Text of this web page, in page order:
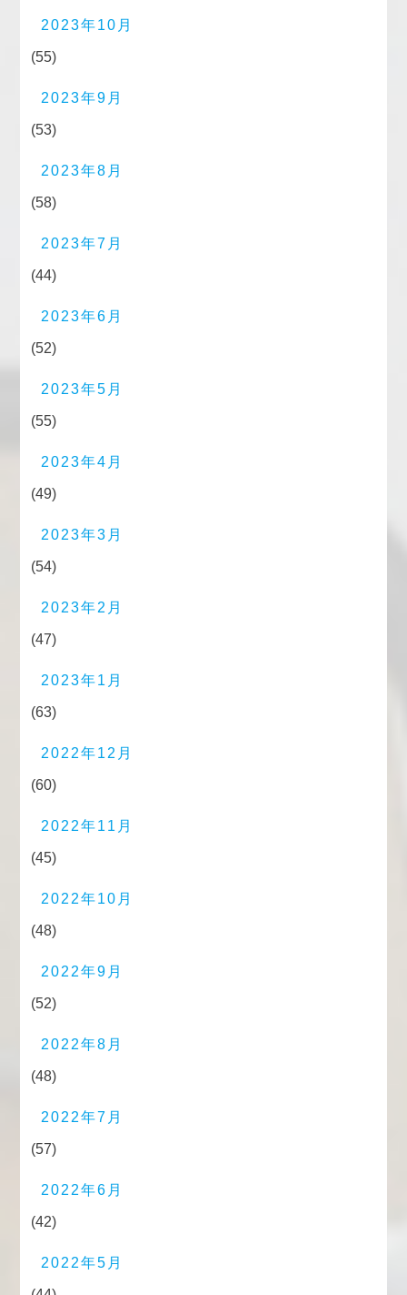
2023年10月
(55)
2023年9月
(53)
2023年8月
(58)
2023年7月
(44)
2023年6月
(52)
2023年5月
(55)
2023年4月
(49)
2023年3月
(54)
2023年2月
(47)
2023年1月
(63)
2022年12月
(60)
2022年11月
(45)
2022年10月
(48)
2022年9月
(52)
2022年8月
(48)
2022年7月
(57)
2022年6月
(42)
2022年5月